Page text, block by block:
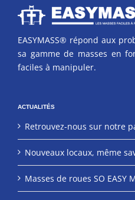
EASYMASS® répond aux
sa gamme de masses en
faciles à manipuler.
ACTUALITÉS
Retrouvez-nous sur notre
Nouveaux locaux, même
Masses de roues SO EASY